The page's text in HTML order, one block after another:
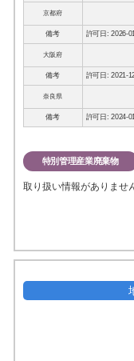
京都府
備考 許可日: 2026-
大阪府
備考 許可日: 2021-
奈良県
備考 許可日: 2024-
特別管理産業廃棄物
取り扱い情報がありませ